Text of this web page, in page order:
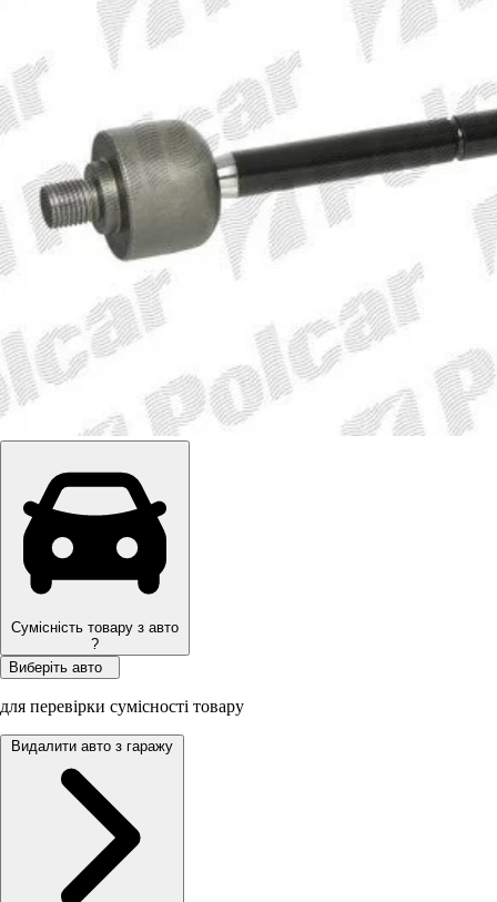
Сумісність товару з авто
?
Виберіть авто
для перевірки сумісності товару
Видалити авто з гаражу